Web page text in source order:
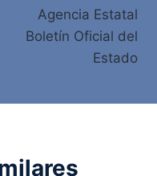
Agencia Estatal
Boletín Oficial del
Estado